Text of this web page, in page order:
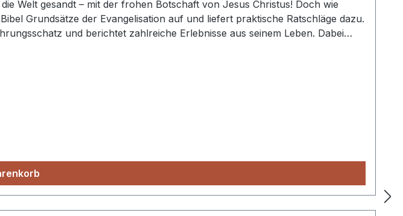
Welt gesandt – mit der frohen Botschaft von Jesus Christus! Doch wie
Grundsätze der Evangelisation auf und liefert praktische Ratschläge dazu.
und berichtet zahlreiche Erlebnisse aus seinem Leben. Dabei